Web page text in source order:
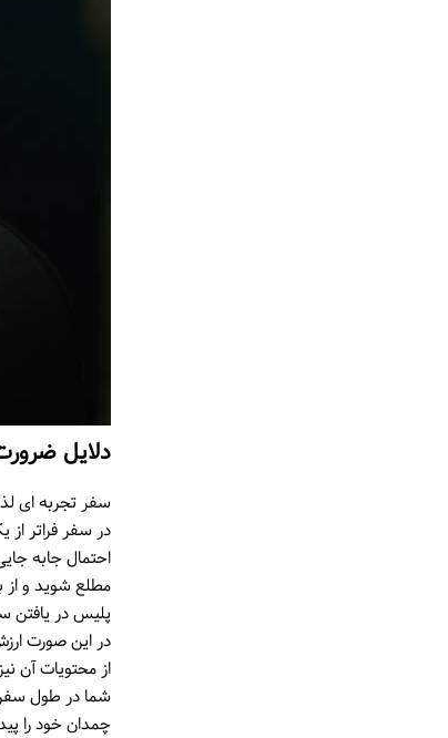
دلایل
سفر تجربه ای
در سفر فراتر
احتمال جابه
مطلع شوید و از
پلیس در یافتن
در این صورت
از محتویات آن
شما در طول
چمدان خود را